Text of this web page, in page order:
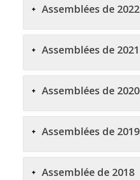
Assemblées de 2022
Assemblées de 2021
Assemblées de 2020
Assemblées de 2019
Assemblée de 2018